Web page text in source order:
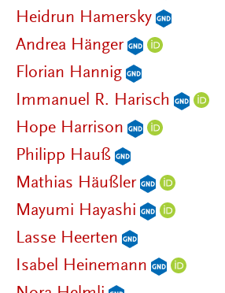
Heidrun Hamersky
Andrea Hänger
Florian Hannig
Immanuel R. Harisch
Hope Harrison
Philipp Hauß
Mathias Häußler
Mayumi Hayashi
Lasse Heerten
Isabel Heinemann